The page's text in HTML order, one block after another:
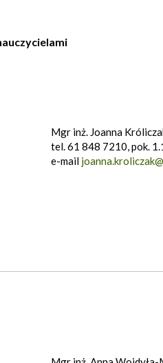
Mgr inż. Joanna
tel. 61 848 7210, pok.
e-mail